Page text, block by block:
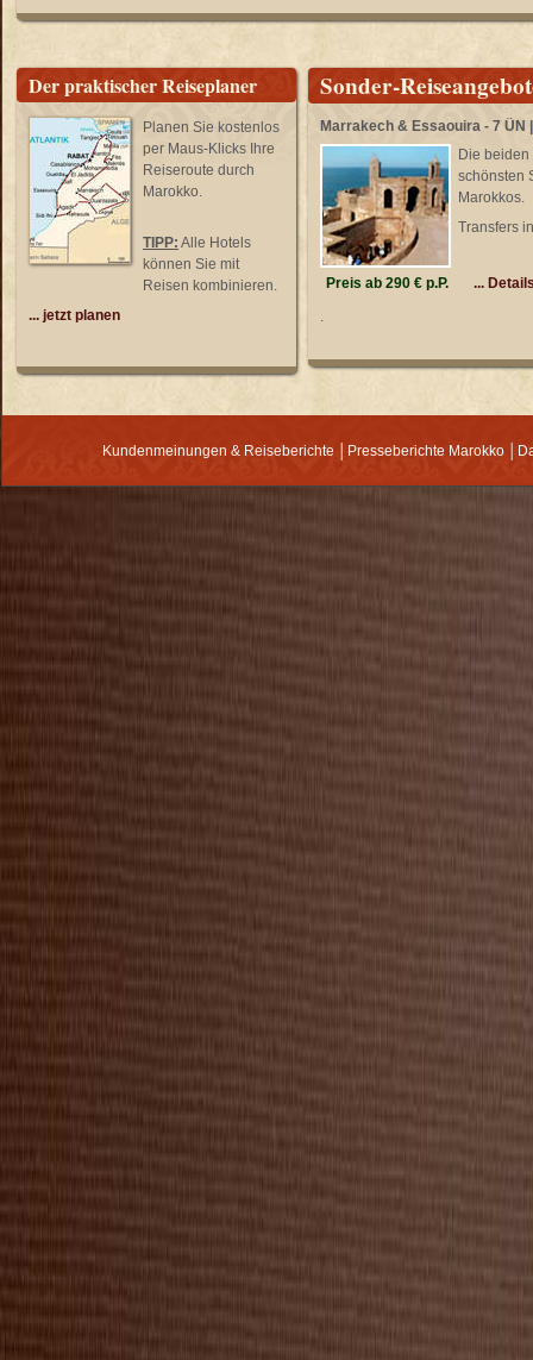
Der praktischer Reiseplaner
Planen Sie kostenlos
per Maus-Klicks Ihre
Reiseroute durch
Marokko.
TIPP: Alle Hotels
können Sie mit
Reisen kombinieren.
... jetzt planen
Sonder-
Marrakech & Essaouira - 7 ÜN
Die beiden
schönsten
Marokkos.
Transfers
Preis ab 290 € p.P.
...
.
Kundenmeinungen & Reiseberichte Presseberichte Marokko